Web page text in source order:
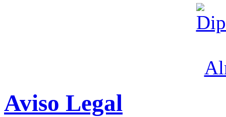
Aviso Legal